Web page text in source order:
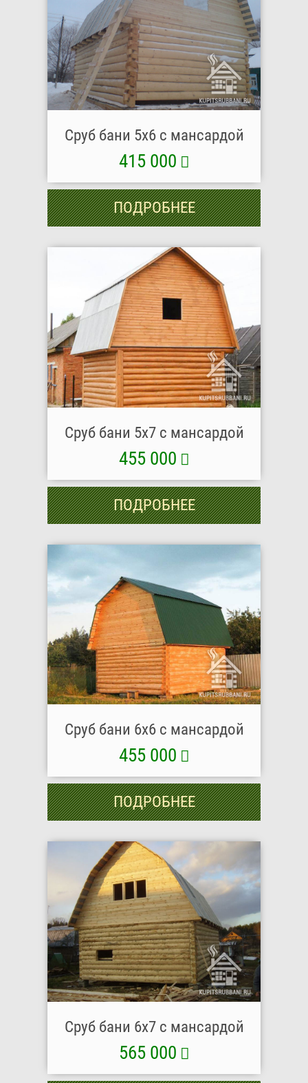
Сруб бани 5х6 с мансардой
415 000
ПОДРОБНЕЕ
Сруб бани 5х7 с мансардой
455 000
ПОДРОБНЕЕ
Сруб бани 6х6 с мансардой
455 000
ПОДРОБНЕЕ
Сруб бани 6х7 с мансардой
565 000